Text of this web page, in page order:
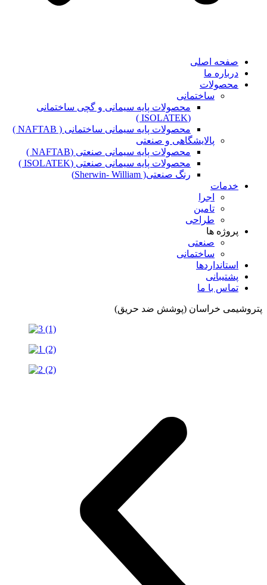
صفحه اصلی
درباره ما
محصولات
ساختمانی
محصولات پایه سیمانی و گچی ساختمانی
(ISOLATEK )
محصولات پایه سیمانی ساختمانی ( NAFTAB )
پالایشگاهی و صنعتی
محصولات پایه سیمانی صنعتی (NAFTAB )
محصولات پایه سیمانی صنعتی (ISOLATEK )
رنگ صنعتی( Sherwin- William)
خدمات
اجرا
تامین
طراحی
پروژه ها
صنعتی
ساختمانی
استانداردها
پشتیبانی
تماس با ما
پتروشیمی خراسان (پوشش ضد حریق)